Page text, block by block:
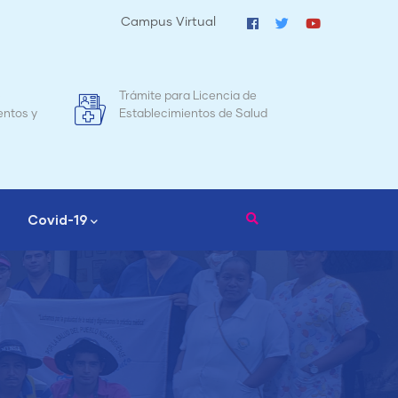
Campus Virtual
Licencia de
de Salud
Mapa de Mortalidad Materna en
Nicaragua
Covid-19